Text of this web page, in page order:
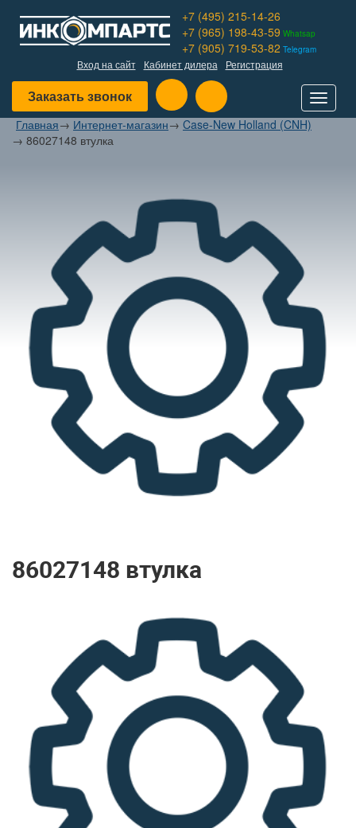
+7 (495) 215-14-26
+7 (965) 198-43-59 Whatsap
+7 (905) 719-53-82 Telegram
Вход на сайт Кабинет дилера Регистрация
Заказать звонок
Toggle
Главная→ Интернет-магазин→ Case-New Holland (CNH)
→ 86027148 втулка
86027148 втулка